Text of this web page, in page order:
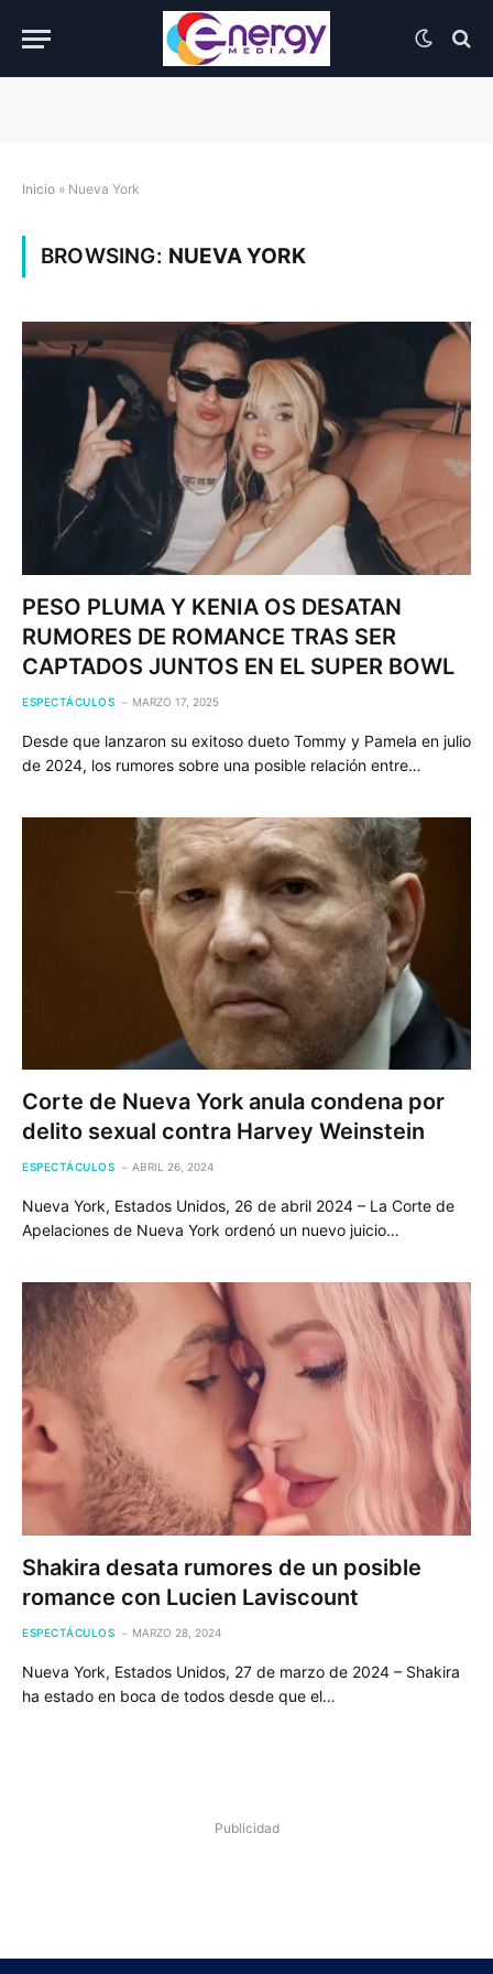
Inicio » Nueva York
BROWSING: NUEVA YORK
PESO PLUMA Y KENIA OS DESATAN
RUMORES DE ROMANCE TRAS SER
CAPTADOS JUNTOS EN EL SUPER BOWL
ESPECTÁCULOS MARZO 17, 2025
Desde que lanzaron su exitoso dueto Tommy y Pamela en julio
de 2024, los rumores sobre una posible relación entre…
Corte de Nueva York anula condena por
delito sexual contra Harvey Weinstein
ESPECTÁCULOS ABRIL 26, 2024
Nueva York, Estados Unidos, 26 de abril 2024 – La Corte de
Apelaciones de Nueva York ordenó un nuevo juicio…
Shakira desata rumores de un posible
romance con Lucien Laviscount
ESPECTÁCULOS MARZO 28, 2024
Nueva York, Estados Unidos, 27 de marzo de 2024 – Shakira
ha estado en boca de todos desde que el…
Publicidad